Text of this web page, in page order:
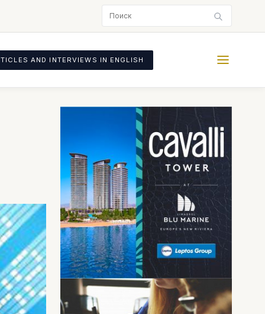
AND INTERVIEWS IN ENGLISH